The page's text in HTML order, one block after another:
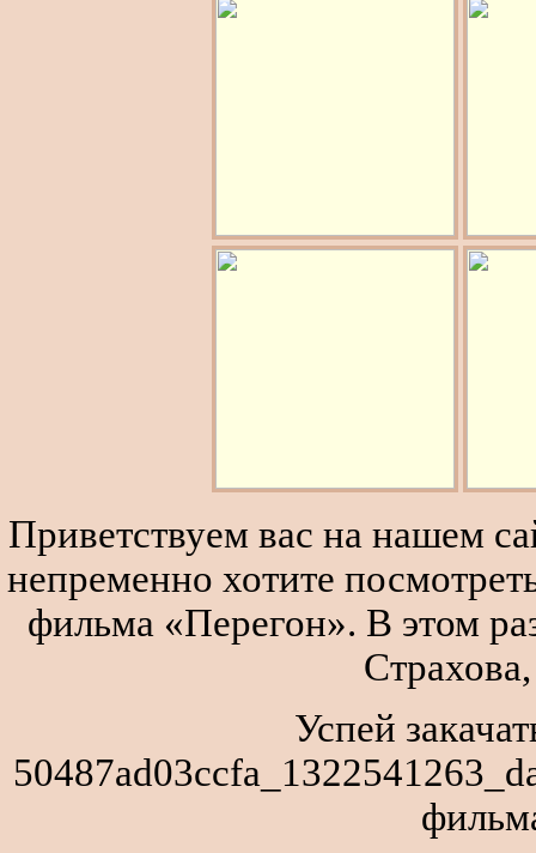
Приветствуем вас на нашем
непременно хотите
фильма «Перегон». В этом
Успей